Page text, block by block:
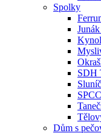
Spolky
SDH
Dům s